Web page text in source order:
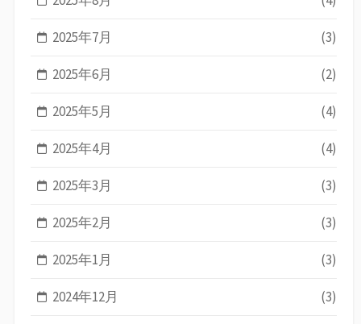
2025年7月 (3)
2025年6月 (2)
2025年5月 (4)
2025年4月 (4)
2025年3月 (3)
2025年2月 (3)
2025年1月 (3)
2024年12月 (3)